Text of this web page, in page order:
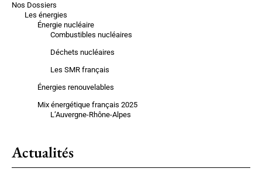
Nos Dossiers
Les énergies
Énergie nucléaire
Combustibles nucléaires
Déchets nucléaires
Les SMR français
Énergies renouvelables
Mix énergétique français 2025
L’Auvergne-Rhône-Alpes
Actualités